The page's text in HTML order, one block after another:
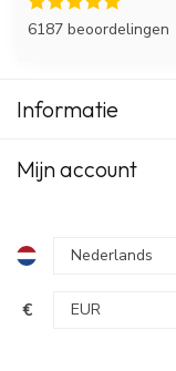
6187 beoordelingen
Informatie
Mijn account
€